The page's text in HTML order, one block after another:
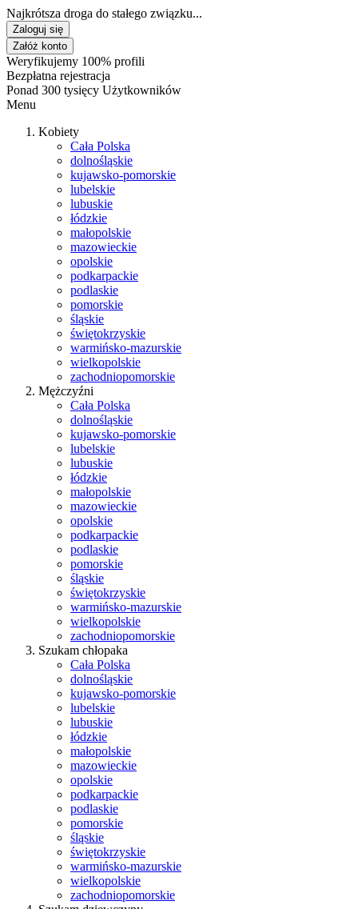
Najkrótsza droga do stałego związku...
Zaloguj się
Załóż konto
Weryfikujemy 100% profili
Bezpłatna rejestracja
Ponad 300 tysięcy Użytkowników
Menu
Kobiety
Cała Polska
dolnośląskie
kujawsko-pomorskie
lubelskie
lubuskie
łódzkie
małopolskie
mazowieckie
opolskie
podkarpackie
podlaskie
pomorskie
śląskie
świętokrzyskie
warmińsko-mazurskie
wielkopolskie
zachodniopomorskie
Mężczyźni
Cała Polska
dolnośląskie
kujawsko-pomorskie
lubelskie
lubuskie
łódzkie
małopolskie
mazowieckie
opolskie
podkarpackie
podlaskie
pomorskie
śląskie
świętokrzyskie
warmińsko-mazurskie
wielkopolskie
zachodniopomorskie
Szukam chłopaka
Cała Polska
dolnośląskie
kujawsko-pomorskie
lubelskie
lubuskie
łódzkie
małopolskie
mazowieckie
opolskie
podkarpackie
podlaskie
pomorskie
śląskie
świętokrzyskie
warmińsko-mazurskie
wielkopolskie
zachodniopomorskie